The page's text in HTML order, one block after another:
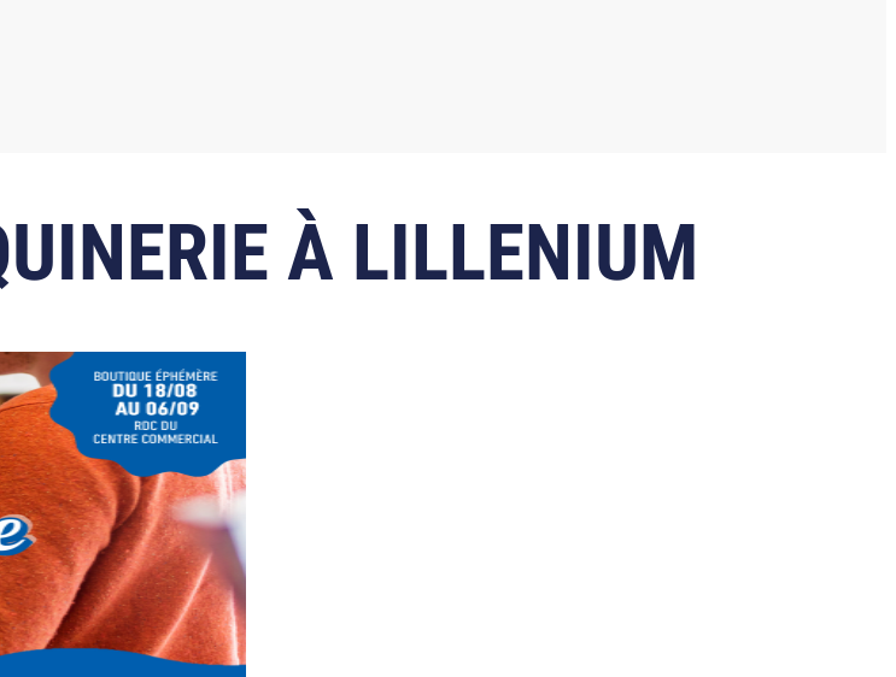
À LILLENIUM